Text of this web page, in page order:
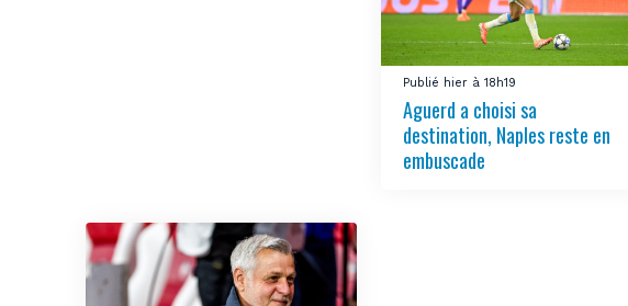
Publié hier à 18h19
Aguerd a choisi sa
destination, Naples reste en
embuscade